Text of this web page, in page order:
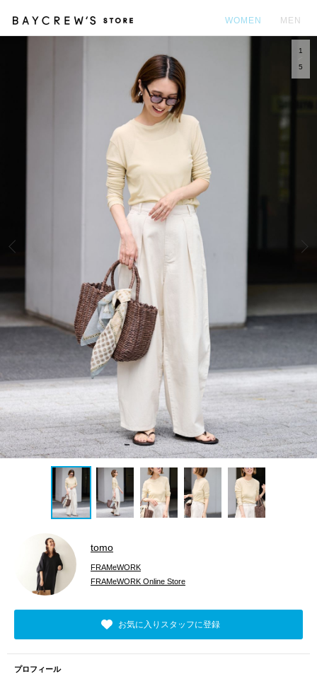
WOMEN MEN
1
5
tomo
FRAMeWORK
FRAMeWORK Online Store
お気に入りスタッフに登録
プロフィール